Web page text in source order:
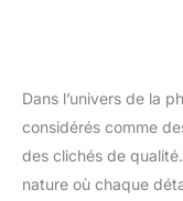
Dans l’univers de la
considérés comme
des clichés de
nature où chaque